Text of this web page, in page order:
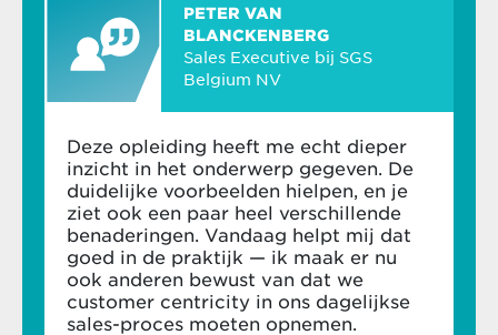
Verken succesvolle strategieën om interne
weerstand tegen te gaan en zo innovatie uit
te dragen
Ontdek hoe je een cultuur van innovatie,
Module 5: Waarde creëren via innovatieve
prijszetting
Bepaal een value-based pricing strategie in
lijn met je bedrijfsdoelen
Leer de waarde van interacties met klanten
te maximaliseren
PETER VAN
BLANCKENBERG
Sales Executive bij SGS
Belgium NV
Deze opleiding heeft me echt dieper
inzicht in het onderwerp gegeven. De
duidelijke voorbeelden hielpen, en je
ziet ook een paar heel verschillende
benaderingen. Vandaag helpt mij dat
goed in de praktijk — ik maak er nu
ook anderen bewust van dat we
customer centricity in ons dagelijkse
sales-proces moeten opnemen.